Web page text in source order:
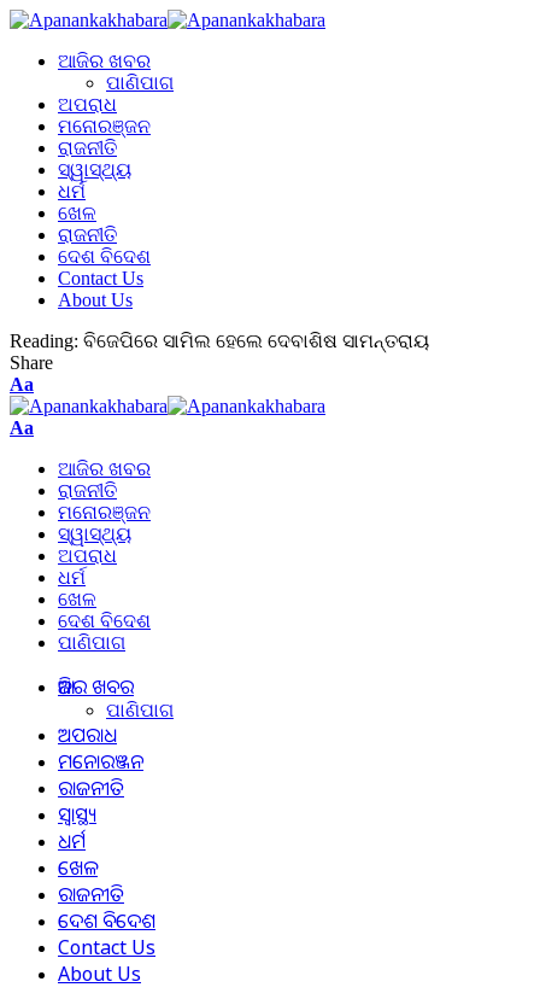
ଆଜିର ଖବର
ପାଣିପାଗ
ଅପରାଧ
ମନୋରଞ୍ଜନ
ରାଜନୀତି
ସ୍ୱାସ୍ଥ୍ୟ
ଧର୍ମ
ଖେଳ
ରାଜନୀତି
ଦେଶ ବିଦେଶ
Contact Us
About Us
Reading: ବିଜେପିରେ ସାମିଲ ହେଲେ ଦେବାଶିଷ ସାମନ୍ତରାୟ
Share
Aa
Aa
ଆଜିର ଖବର
ରାଜନୀତି
ମନୋରଞ୍ଜନ
ସ୍ୱାସ୍ଥ୍ୟ
ଅପରାଧ
ଧର୍ମ
ଖେଳ
ଦେଶ ବିଦେଶ
ପାଣିପାଗ
ଆଜିର ଖବର
ପାଣିପାଗ
ଅପରାଧ
ମନୋରଞ୍ଜନ
ରାଜନୀତି
ସ୍ୱାସ୍ଥ୍ୟ
ଧର୍ମ
ଖେଳ
ରାଜନୀତି
ଦେଶ ବିଦେଶ
Contact Us
About Us